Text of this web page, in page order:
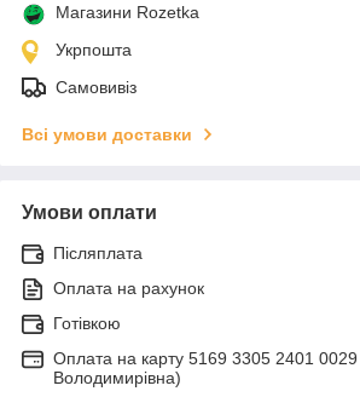
Магазини Rozetka
Укрпошта
Самовивіз
Всі умови доставки
Умови оплати
Післяплата
Оплата на рахунок
Готівкою
Оплата на карту 5169 3305 2401
Володимирівна)